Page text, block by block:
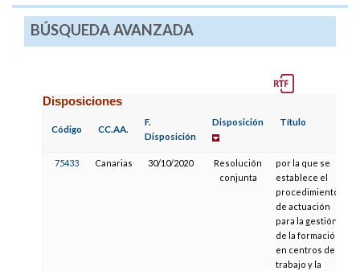
BÚSQUEDA AVANZADA
Disposiciones
Código CC.AA.
F.
Disposición
Disposición Título
75433 Canarias 30/10/2020
Resolución
conjunta
por la que se
establece el
procedimiento
de actuación
para la gestión
de la formación
en centros de
trabajo y la